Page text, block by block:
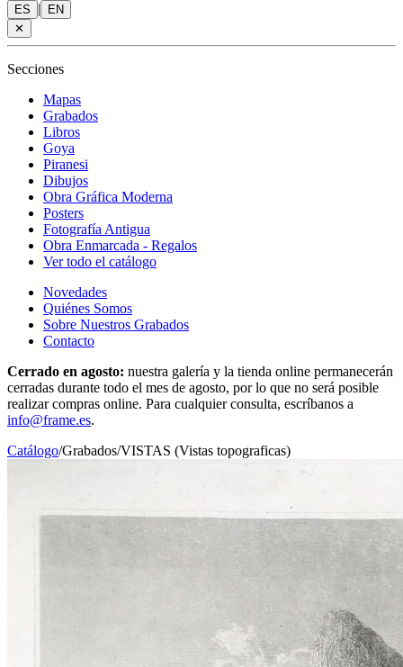
ES |
EN
✕
Secciones
Mapas
Grabados
Libros
Goya
Piranesi
Dibujos
Obra Gráfica Moderna
Posters
Fotografía Antigua
Obra Enmarcada - Regalos
Ver todo el catálogo
Novedades
Quiénes Somos
Sobre Nuestros Grabados
Contacto
Cerrado en agosto: nuestra galería y la tienda online permanecerán
cerradas durante todo el mes de agosto, por lo que no será posible
realizar compras online. Para cualquier consulta, escríbanos a
info@frame.es.
Catálogo/Grabados/VISTAS (Vistas topograficas)